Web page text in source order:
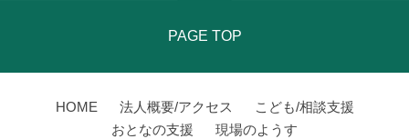
PAGE TOP
HOME 法人概要/アクセス
こども/相談支援
おとなの支援
現場のようす